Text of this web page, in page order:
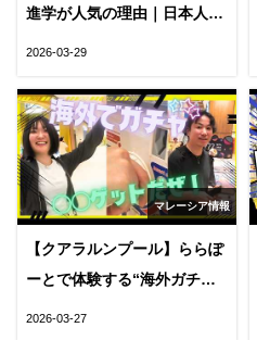
進学が人気の理由｜日本人が
2026-03-29
マレーシア情報
【クアラルンプール】ららぽ
ーとで体験する“海外ガチ
2026-03-27